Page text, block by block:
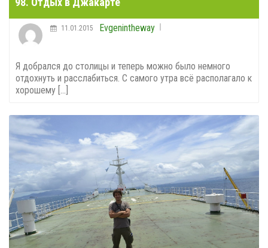
Evgenintheway
11.01.2015
Я добрался до столицы и теперь можно было немного
отдохнуть и расслабиться. С самого утра всё располагало к
хорошему [...]